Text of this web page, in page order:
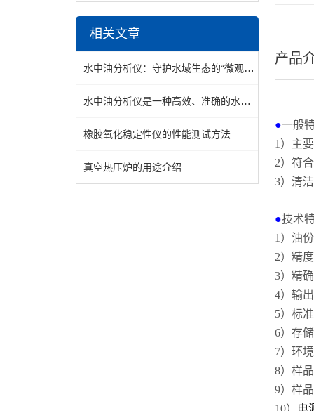
相关文章
水中油分析仪：守护水域生态的“微观猎手”
水中油分析仪是一种高效、准确的水质监测设备
橡胶氧化稳定性仪的性能测试方法
真空热压炉的用途介绍
产品
●一般
1） 主
2） 符合
3） 清
●技术
1） 油
2） 精
3） 精
4） 输
5） 标
6） 存
7） 环
8） 样品
9） 样品
10）
电